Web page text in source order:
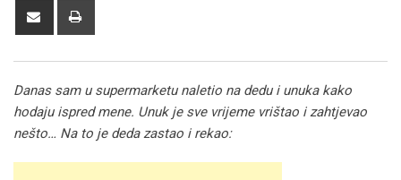
Share
Danas sam u supermarketu naletio na dedu i unuka kako
hodaju ispred mene. Unuk je sve vrijeme vrištao i zahtjevao
nešto… Na to je deda zastao i rekao: